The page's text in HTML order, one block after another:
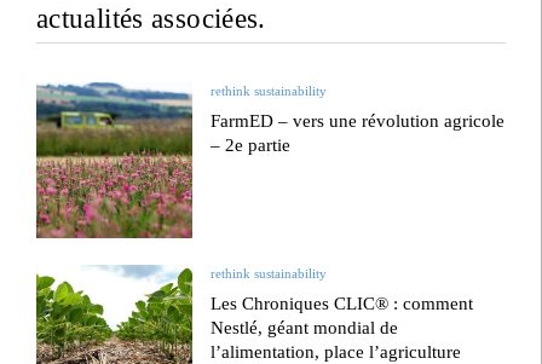
actualités associées.
rethink sustainability
FarmED – vers une révolution agricole
– 2e partie
rethink sustainability
Les Chroniques CLIC® : comment
Nestlé, géant mondial de
l’alimentation, place l’agriculture